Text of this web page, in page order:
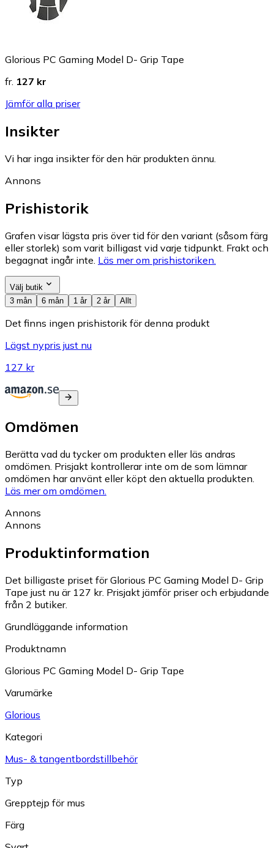
Glorious PC Gaming Model D- Grip Tape
fr. 127 kr
Jämför alla priser
Insikter
Vi har inga insikter för den här produkten ännu.
Annons
Prishistorik
Grafen visar lägsta pris över tid för den variant (såsom färg
eller storlek) som varit billigast vid varje tidpunkt. Frakt och
begagnat ingår inte. Läs mer om prishistoriken.
Välj butik
3 mån
6 mån 1 år 2 år Allt
Det finns ingen prishistorik för denna produkt
Lägst nypris just nu
127 kr
Omdömen
Berätta vad du tycker om produkten eller läs andras
omdömen. Prisjakt kontrollerar inte om de som lämnar
omdömen har använt eller köpt den aktuella produkten.
Läs mer om omdömen.
Annons
Annons
Produktinformation
Det billigaste priset för Glorious PC Gaming Model D- Grip
Tape just nu är 127 kr. Prisjakt jämför priser och erbjudande
från 2 butiker.
Grundläggande information
Produktnamn
Glorious PC Gaming Model D- Grip Tape
Varumärke
Glorious
Kategori
Mus- & tangentbordstillbehör
Typ
Grepptejp för mus
Färg